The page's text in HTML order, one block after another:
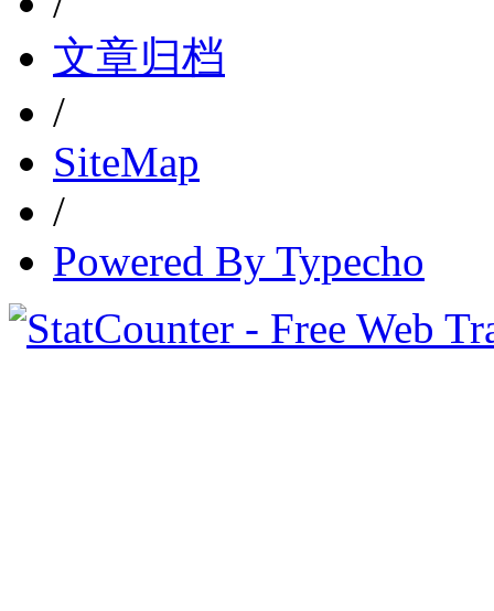
文章归档
/
SiteMap
/
Powered By Typecho